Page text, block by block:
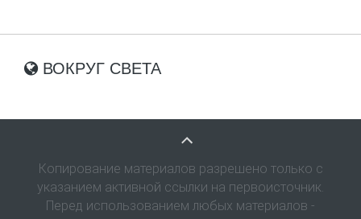
ВОКРУГ СВЕТА
Копирование материалов разрешено только с
указанием активной ссылки на первоисточник.
Перед использованием любых материалов -